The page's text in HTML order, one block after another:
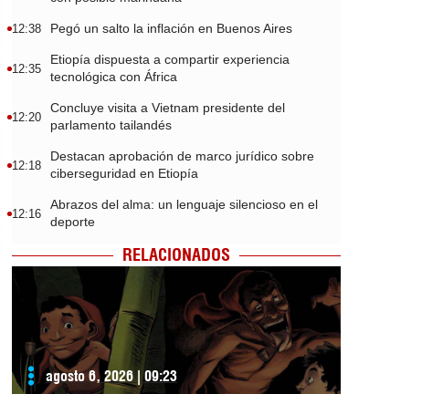
12:38 Pegó un salto la inflación en Buenos Aires
12:35
Etiopía dispuesta a compartir experiencia
tecnológica con África
12:20
Concluye visita a Vietnam presidente del
parlamento tailandés
12:18
Destacan aprobación de marco jurídico sobre
ciberseguridad en Etiopía
12:16
Abrazos del alma: un lenguaje silencioso en el
deporte
RELACIONADOS
agosto 6, 2026 | 09:23